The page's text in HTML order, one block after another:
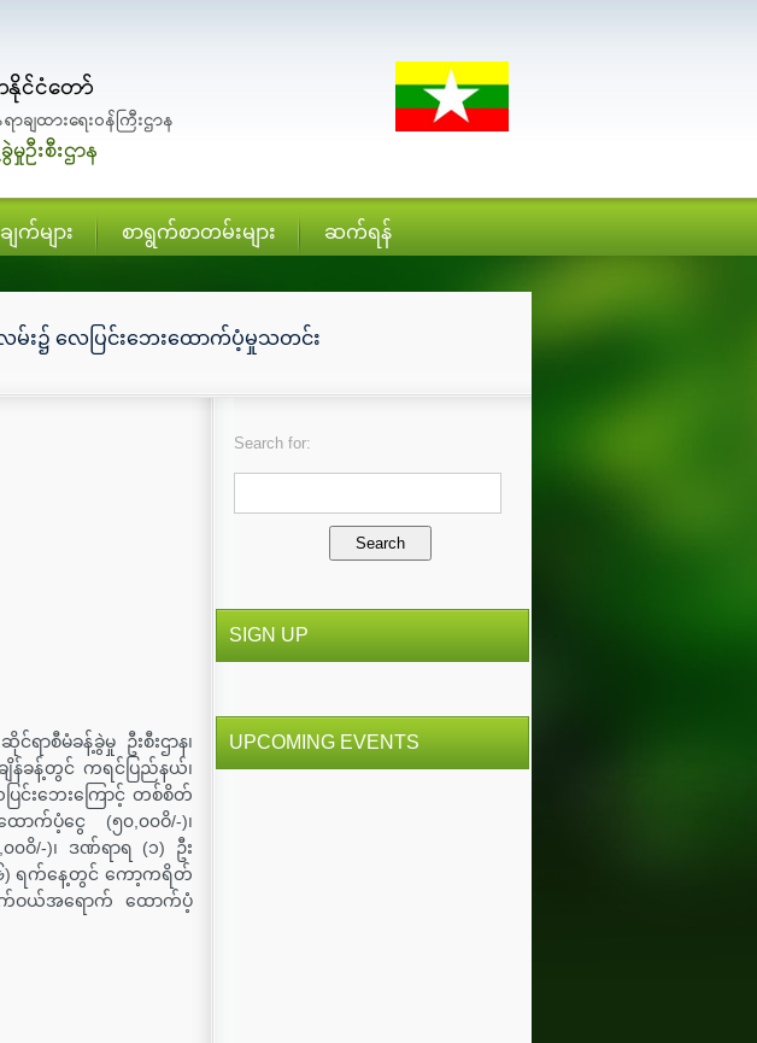
က်များ စာရွက်စာတမ်းများ ဆက်ရန်
း၌ လေပြင်းဘေးထောက်ပံ့မှုသတင်း
ာစီမံခန့်ခွဲမှု ဦးစီးဌာန၊
ျိန်ခန့်တွင် ကရင်ပြည်နယ်၊
င်းဘေးကြောင့် တစ်စိတ်
က်ပံ့ငွေ (၅၀,၀၀ဝိ/-)၊
ဝိ/-)၊ ဒဏ်ရာရ (၁) ဦး
၆) ရက်နေ့တွင် ကော့ကရိတ်
က်ဝယ်အရောက် ထောက်ပံ့
Search for:
SIGN UP
UPCOMING EVENTS